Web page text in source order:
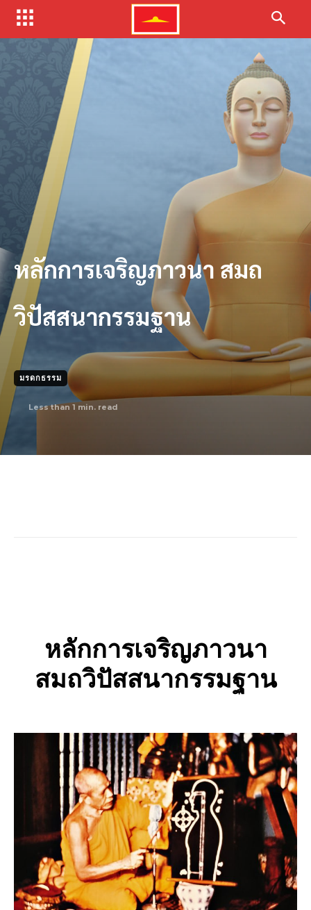
หลักการเจริญภาวนา สมถ
วิปัสสนากรรมฐาน
มรดกธรรม
Less than 1 min. read
หลักการเจริญภาวนา
สมถวิปัสสนากรรมฐาน